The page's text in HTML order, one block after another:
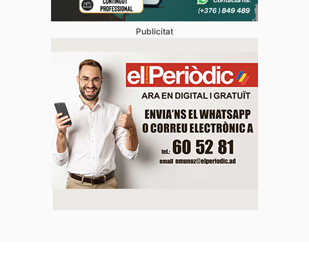
Publicitat